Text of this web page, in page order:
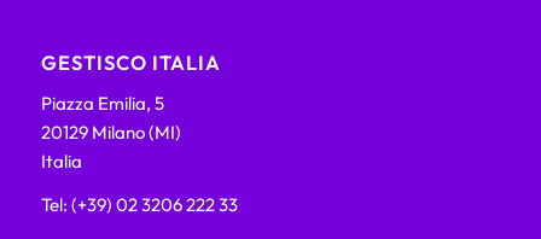
GESTISCO ITALIA
Piazza Emilia, 5
20129 Milano (MI)
Italia
Tel: (+39) 02 3206 222 33